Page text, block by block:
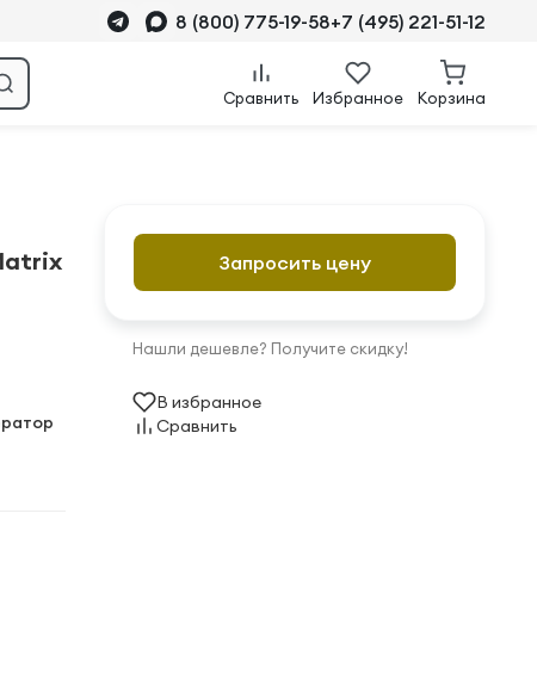
8 (800) 775-19-58+7 (495) 221-51-12
Сравнить Избранное Корзина
Запросить цену
Нашли дешевле? Получите скидку!
В избранное
Сравнить